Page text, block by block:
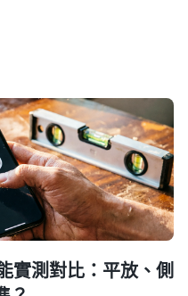
實測對比：平放、側